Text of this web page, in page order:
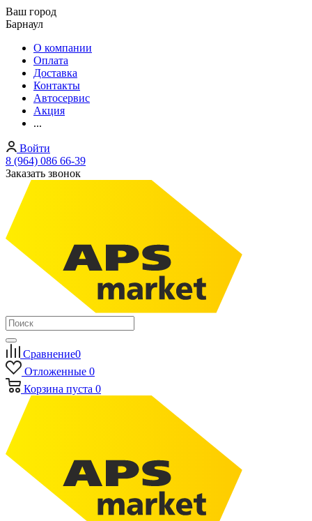
Ваш город
Барнаул
О компании
Оплата
Доставка
Контакты
Автосервис
Акция
...
Войти
8 (964) 086 66-39
Заказать звонок
Сравнение0
Отложенные 0
Корзина пуста 0